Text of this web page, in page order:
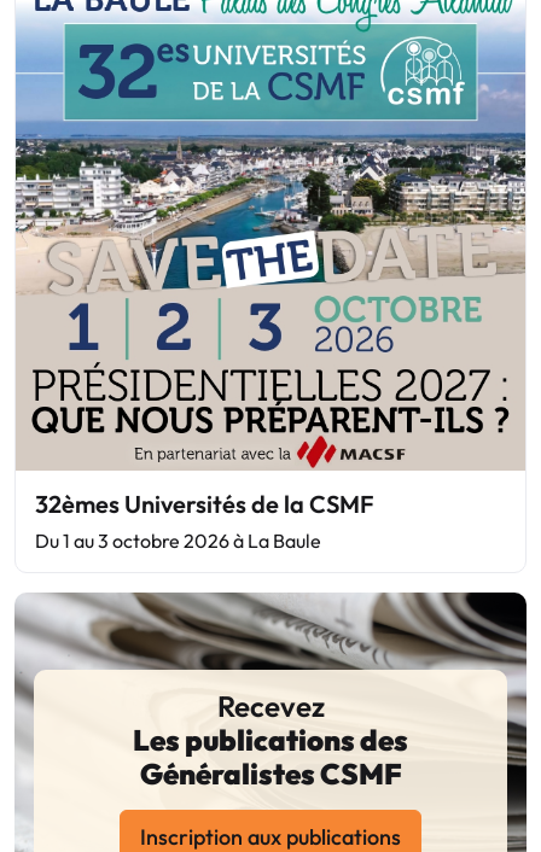
32èmes Universités de la CSMF
Du 1 au 3 octobre 2026 à La Baule
Recevez
Les publications des
Généralistes CSMF
Inscription aux publications